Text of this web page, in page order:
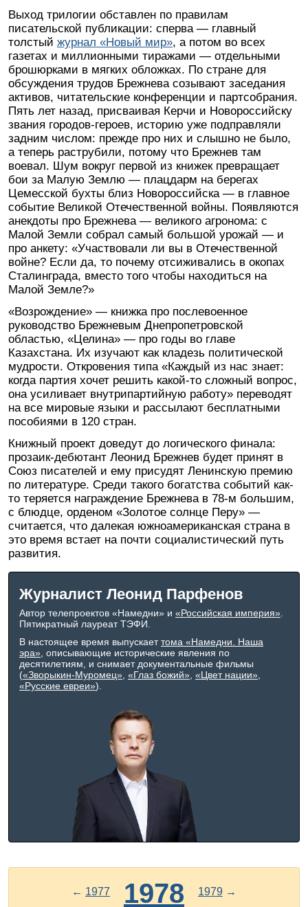
Выход трилогии обставлен по правилам
писательской публикации: сперва — главный
толстый журнал «Новый мир», а потом во всех
газетах и миллионными тиражами — отдельными
брошюрками в мягких обложках. По стране для
обсуждения трудов Брежнева созывают заседания
активов, читательские конференции и партсобрания.
Пять лет назад, присваивая Керчи и Новороссийску
звания городов-героев, историю уже подправляли
задним числом: прежде про них и слышно не было,
а теперь раструбили, потому что Брежнев там
воевал. Шум вокруг первой из книжек превращает
бои за Малую Землю — плацдарм на берегах
Цемесской бухты близ Новороссийска — в главное
событие Великой Отечественной войны. Появляются
анекдоты про Брежнева — великого агронома: с
Малой Земли собрал самый большой урожай — и
про анкету: «Участвовали ли вы в Отечественной
войне? Если да, то почему отсиживались в окопах
Сталинграда, вместо того чтобы находиться на
Малой Земле?»
«Возрождение» — книжка про послевоенное
руководство Брежневым Днепропетровской
областью, «Целина» — про годы во главе
Казахстана. Их изучают как кладезь политической
мудрости. Откровения типа «Каждый из нас знает:
когда партия хочет решить какой-то сложный вопрос,
она усиливает внутрипартийную работу» переводят
на все мировые языки и рассылают бесплатными
пособиями в 120 стран.
Книжный проект доведут до логического финала:
прозаик-дебютант Леонид Брежнев будет принят в
Союз писателей и ему присудят Ленинскую премию
по литературе. Среди такого богатства событий как-
то теряется награждение Брежнева в 78-м большим,
с блюдце, орденом «Золотое солнце Перу» —
считается, что далекая южноамериканская страна в
это время встает на почти социалистический путь
развития.
Журналист Леонид Парфенов
Автор телепроектов «Намедни» и «Российская империя»
Пятикратный лауреат ТЭФИ.
В настоящее время выпускает тома «Намедни. Наша
эра» , описывающие исторические явления по
десятилетиям, и снимает документальные фильмы
(«Зворыкин-Муромец» «Глаз божий» «Цвет нации»
«Русские евреи»).
← 1977 1978 1979 →